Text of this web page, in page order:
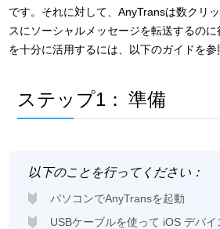
です。それに対して、AnyTransは数クリ
スにソーシャルメッセージを転送するの
を十分に活用するには、以下のガイドを参
ステップ1： 準備
以下のことを行ってください：
パソコンでAnyTransを起動
USBケーブルを使って iOS デバ